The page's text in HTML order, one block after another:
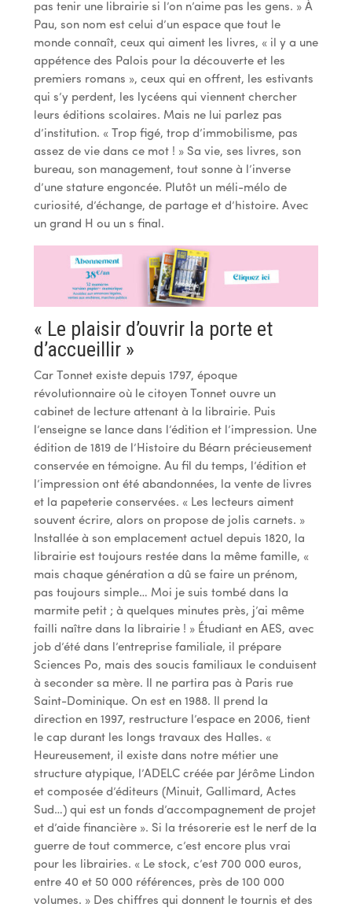
pas tenir une librairie si l’on n’aime pas les gens. » À
Pau, son nom est celui d’un espace que tout le
monde connaît, ceux qui aiment les livres, « il y a une
appétence des Palois pour la découverte et les
premiers romans », ceux qui en offrent, les estivants
qui s’y perdent, les lycéens qui viennent chercher
leurs éditions scolaires. Mais ne lui parlez pas
d’institution. « Trop figé, trop d’immobilisme, pas
assez de vie dans ce mot ! » Sa vie, ses livres, son
bureau, son management, tout sonne à l’inverse
d’une stature engoncée. Plutôt un méli-mélo de
curiosité, d’échange, de partage et d’histoire. Avec
un grand H ou un s final.
« Le plaisir d’ouvrir la porte et
d’accueillir »
Car Tonnet existe depuis 1797, époque
révolutionnaire où le citoyen Tonnet ouvre un
cabinet de lecture attenant à la librairie. Puis
l’enseigne se lance dans l’édition et l’impression. Une
édition de 1819 de l’Histoire du Béarn précieusement
conservée en témoigne. Au fil du temps, l’édition et
l’impression ont été abandonnées, la vente de livres
et la papeterie conservées. « Les lecteurs aiment
souvent écrire, alors on propose de jolis carnets. »
Installée à son emplacement actuel depuis 1820, la
librairie est toujours restée dans la même famille, «
mais chaque génération a dû se faire un prénom,
pas toujours simple… Moi je suis tombé dans la
marmite petit ; à quelques minutes près, j’ai même
failli naître dans la librairie ! » Étudiant en AES, avec
job d’été dans l’entreprise familiale, il prépare
Sciences Po, mais des soucis familiaux le conduisent
à seconder sa mère. Il ne partira pas à Paris rue
Saint-Dominique. On est en 1988. Il prend la
direction en 1997, restructure l’espace en 2006, tient
le cap durant les longs travaux des Halles. «
Heureusement, il existe dans notre métier une
structure atypique, l’ADELC créée par Jérôme Lindon
et composée d’éditeurs (Minuit, Gallimard, Actes
Sud…) qui est un fonds d’accompagnement de projet
et d’aide financière ». Si la trésorerie est le nerf de la
guerre de tout commerce, c’est encore plus vrai
pour les librairies. « Le stock, c’est 700 000 euros,
entre 40 et 50 000 références, près de 100 000
volumes. » Des chiffres qui donnent le tournis et des